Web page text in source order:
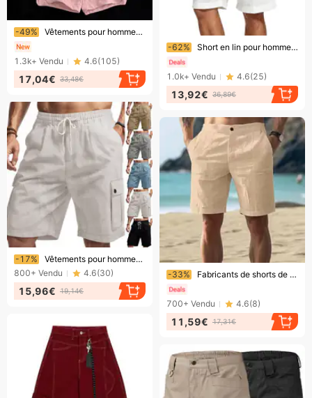
Bientôt la fin !
-49% Vêtements pour hommes Shorts amples d'été Shorts de basket-ball surdimensionnés
1.3k+ Vendu 4.6(105)
17,04€ 33,48€
Bientôt la fin !
-62% Short en lin pour homme, style rétro, coupe droite, respirant, idéal pour l'été et les vacances. Longueur mi-longue, polyvalent.
1.0k+ Vendu 4.6(25)
13,92€ 36,89€
Bientôt la fin !
-17%
Vêtements pour hommes, vêtements de travail tactiques, été, shorts de plage décontractés en lin et bambou pour hommes
800+ Vendu 4.6(30)
15,96€ 19,14€
Bientôt la fin !
-33% Fabricants de shorts de plage pour hommes, couleur unie, en coton et lin, décontractés
700+ Vendu 4.6(8)
11,59€ 17,31€